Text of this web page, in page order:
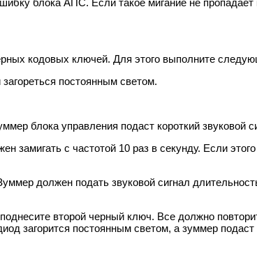
блока АПС. Если такое мигание не
кодовых ключей. Для этого выполните
постоянным светом.
блока управления подаст короткий звуковой
с частотой 10 раз в секунду. Если
должен подать звуковой сигнал
второй черный ключ. Все должно
загорится постоянным светом, а зуммер подаст